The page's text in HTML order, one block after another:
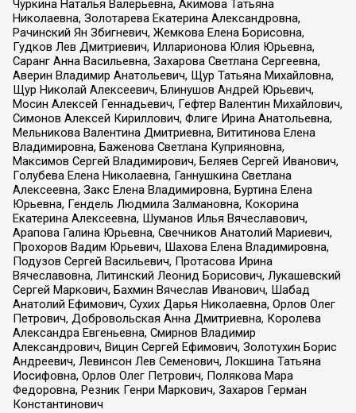
Чуркина Наталья Валерьевна, Акимова Татьяна
Николаевна, Золотарева Екатерина Александровна,
Рачинский Ян Збигневич, Жемкова Елена Борисовна,
Гудков Лев Дмитриевич, Илларионова Юлия Юрьевна,
Саранг Анна Васильевна, Захарова Светлана Сергеевна,
Аверин Владимир Анатольевич, Щур Татьяна Михайловна,
Щур Николай Алексеевич, Блинушов Андрей Юрьевич,
Мосин Алексей Геннадьевич, Гефтер Валентин Михайлович,
Симонов Алексей Кириллович, Флиге Ирина Анатольевна,
Мельникова Валентина Дмитриевна, Вититинова Елена
Владимировна, Баженова Светлана Куприяновна,
Максимов Сергей Владимирович, Беляев Сергей Иванович,
Голубева Елена Николаевна, Ганнушкина Светлана
Алексеевна, Закс Елена Владимировна, Буртина Елена
Юрьевна, Гендель Людмила Залмановна, Кокорина
Екатерина Алексеевна, Шуманов Илья Вячеславович,
Арапова Галина Юрьевна, Свечников Анатолий Мариевич,
Прохоров Вадим Юрьевич, Шахова Елена Владимировна,
Подузов Сергей Васильевич, Протасова Ирина
Вячеславовна, Литинский Леонид Борисович, Лукашевский
Сергей Маркович, Бахмин Вячеслав Иванович, Шабад
Анатолий Ефимович, Сухих Дарья Николаевна, Орлов Олег
Петрович, Добровольская Анна Дмитриевна, Королева
Александра Евгеньевна, Смирнов Владимир
Александрович, Вицин Сергей Ефимович, Золотухин Борис
Андреевич, Левинсон Лев Семенович, Локшина Татьяна
Иосифовна, Орлов Олег Петрович, Полякова Мара
Федоровна, Резник Генри Маркович, Захаров Герман
Константинович